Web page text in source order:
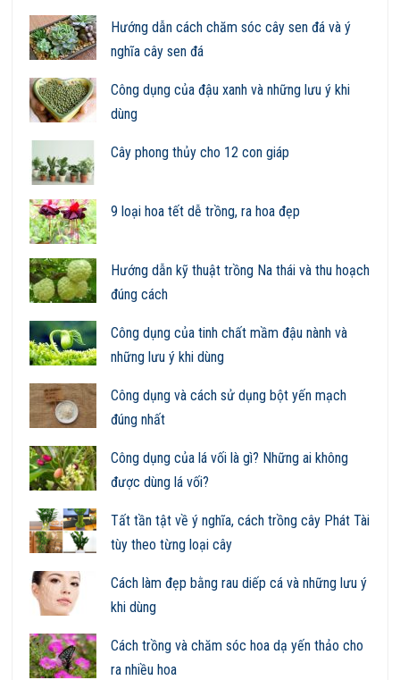
Hướng dẫn cách chăm sóc cây sen đá và ý
nghĩa cây sen đá
Công dụng của đậu xanh và những lưu ý khi
dùng
Cây phong thủy cho 12 con giáp
9 loại hoa tết dễ trồng, ra hoa đẹp
Hướng dẫn kỹ thuật trồng Na thái và thu hoạch
đúng cách
Công dụng của tinh chất mầm đậu nành và
những lưu ý khi dùng
Công dụng và cách sử dụng bột yến mạch
đúng nhất
Công dụng của lá vối là gì? Những ai không
được dùng lá vối?
Tất tần tật về ý nghĩa, cách trồng cây Phát Tài
tùy theo từng loại cây
Cách làm đẹp bằng rau diếp cá và những lưu ý
khi dùng
Cách trồng và chăm sóc hoa dạ yến thảo cho
ra nhiều hoa